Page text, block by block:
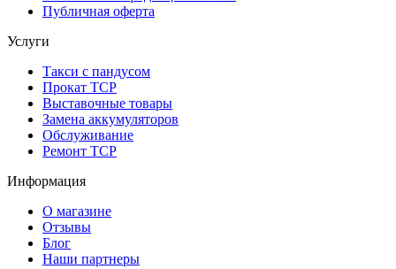
Публичная оферта
Услуги
Такси с пандусом
Прокат ТСР
Выставочные товары
Замена аккумуляторов
Обслуживание
Ремонт ТСР
Информация
О магазине
Отзывы
Блог
Наши партнеры